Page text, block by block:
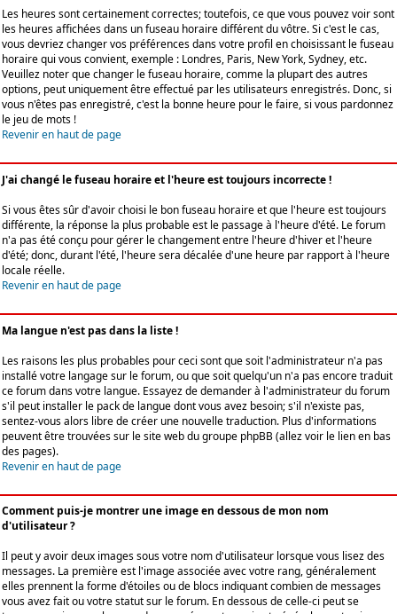
Les heures sont certainement correctes; toutefois, ce que vous pouvez voir sont
les heures affichées dans un fuseau horaire différent du vôtre. Si c'est le cas,
vous devriez changer vos préférences dans votre profil en choisissant le fuseau
horaire qui vous convient, exemple : Londres, Paris, New York, Sydney, etc.
Veuillez noter que changer le fuseau horaire, comme la plupart des autres
options, peut uniquement être effectué par les utilisateurs enregistrés. Donc, si
vous n'êtes pas enregistré, c'est la bonne heure pour le faire, si vous pardonnez
le jeu de mots !
Revenir en haut de page
J'ai changé le fuseau horaire et l'heure est toujours incorrecte !
Si vous êtes sûr d'avoir choisi le bon fuseau horaire et que l'heure est toujours
différente, la réponse la plus probable est le passage à l'heure d'été. Le forum
n'a pas été conçu pour gérer le changement entre l'heure d'hiver et l'heure
d'été; donc, durant l'été, l'heure sera décalée d'une heure par rapport à l'heure
locale réelle.
Revenir en haut de page
Ma langue n'est pas dans la liste !
Les raisons les plus probables pour ceci sont que soit l'administrateur n'a pas
installé votre langage sur le forum, ou que soit quelqu'un n'a pas encore traduit
ce forum dans votre langue. Essayez de demander à l'administrateur du forum
s'il peut installer le pack de langue dont vous avez besoin; s'il n'existe pas,
sentez-vous alors libre de créer une nouvelle traduction. Plus d'informations
peuvent être trouvées sur le site web du groupe phpBB (allez voir le lien en bas
des pages).
Revenir en haut de page
Comment puis-je montrer une image en dessous de mon nom
d'utilisateur ?
Il peut y avoir deux images sous votre nom d'utilisateur lorsque vous lisez des
messages. La première est l'image associée avec votre rang, généralement
elles prennent la forme d'étoiles ou de blocs indiquant combien de messages
vous avez fait ou votre statut sur le forum. En dessous de celle-ci peut se